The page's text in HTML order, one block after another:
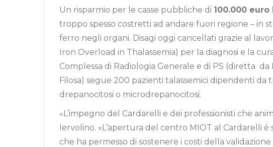
Un risparmio per le casse pubbliche di 100.000 euro
troppo spesso costretti ad andare fuori regione – in
ferro negli organi. Disagi oggi cancellati grazie al
Iron Overload in Thalassemia) per la diagnosi e la
Complessa di Radiologia Generale e di PS (diretta
Filosa) segue 200 pazienti talassemici dipendenti
drepanocitosi o microdrepanocitosi.
«L’impegno del Cardarelli e dei professionisti che
Iervolino. «L’apertura del centro MIOT al Cardarelli
che ha permesso di sostenere i costi della